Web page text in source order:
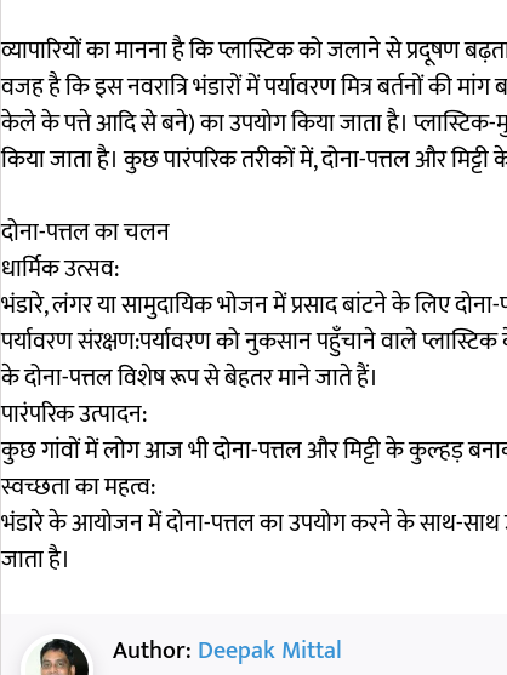
व्यापारियों का मानना है कि प्लास्टिक को जलाने से प्रदूषण
वजह है कि इस नवरात्रि भंडारों में पर्यावरण मित्र बर्तनों की
केले के पत्ते आदि से बने) का उपयोग किया जाता है। प्लास्टिक-
किया जाता है। कुछ पारंपरिक तरीकों में, दोना-पत्तल और मिट्टी
दोना-पत्तल का चलन
धार्मिक उत्सव:
भंडारे, लंगर या सामुदायिक भोजन में प्रसाद बांटने के लिए
पर्यावरण संरक्षण:पर्यावरण को नुकसान पहुँचाने वाले
के दोना-पत्तल विशेष रूप से बेहतर माने जाते हैं।
पारंपरिक उत्पादन:
कुछ गांवों में लोग आज भी दोना-पत्तल और मिट्टी के कुल्हड़
स्वच्छता का महत्व:
भंडारे के आयोजन में दोना-पत्तल का उपयोग करने के साथ-
जाता है।
Author: Deepak Mittal